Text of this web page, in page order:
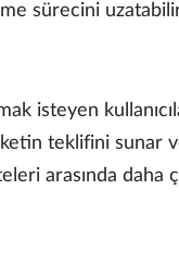
sürecini
isteyen
teklifini sunar
arasında